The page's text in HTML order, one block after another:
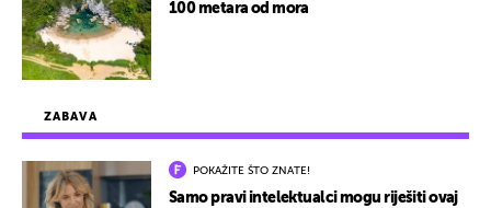
ZABAVA
POKAŽITE ŠTO ZNATE!
Samo pravi intelektualci mogu riješiti ovaj
100 metara od mora